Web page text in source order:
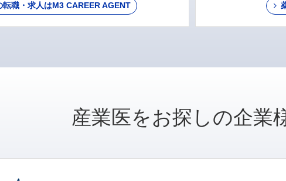
転職・求人はM3 CAREER AGENT
産業医をお探しの企業